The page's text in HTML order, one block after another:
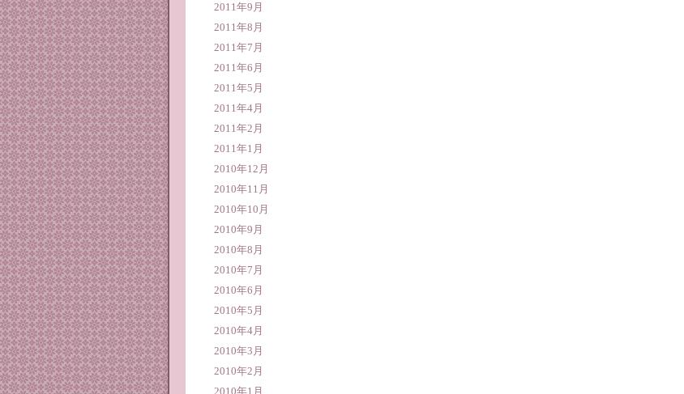
2011年9月
2011年8月
2011年7月
2011年6月
2011年5月
2011年4月
2011年2月
2011年1月
2010年12月
2010年11月
2010年10月
2010年9月
2010年8月
2010年7月
2010年6月
2010年5月
2010年4月
2010年3月
2010年2月
2010年1月